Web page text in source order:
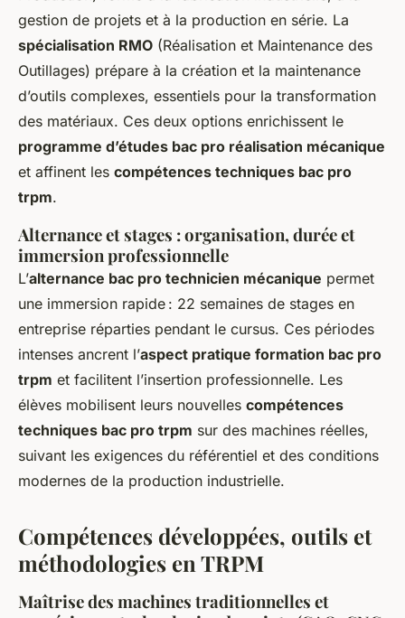
gestion de projets et à la production en série. La
spécialisation RMO (Réalisation et Maintenance des
Outillages) prépare à la création et la maintenance
d’outils complexes, essentiels pour la transformation
des matériaux. Ces deux options enrichissent le
programme d’études bac pro réalisation mécanique
et affinent les compétences techniques bac pro
trpm.
Alternance et stages : organisation, durée et
immersion professionnelle
L’alternance bac pro technicien mécanique permet
une immersion rapide : 22 semaines de stages en
entreprise réparties pendant le cursus. Ces périodes
intenses ancrent l’aspect pratique formation bac pro
trpm et facilitent l’insertion professionnelle. Les
élèves mobilisent leurs nouvelles compétences
techniques bac pro trpm sur des machines réelles,
suivant les exigences du référentiel et des conditions
modernes de la production industrielle.
Compétences développées, outils et
méthodologies en TRPM
Maîtrise des machines traditionnelles et